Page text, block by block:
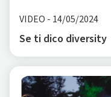
VIDEO - 14/05/2024
Se ti dico diversity